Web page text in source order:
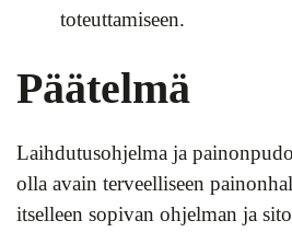
toteuttamiseen.
Päätelmä
Laihdutusohjelma ja
olla avain terveelliseen
itselleen sopivan ohjelman ja